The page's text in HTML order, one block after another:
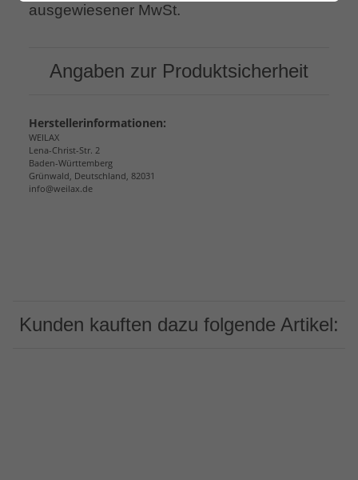
ausgewiesener MwSt.
Angaben zur Produktsicherheit
Herstellerinformationen:
WEILAX
Lena-Christ-Str. 2
Baden-Württemberg
Grünwald, Deutschland, 82031
info@weilax.de
Kunden kauften dazu folgende Artikel: